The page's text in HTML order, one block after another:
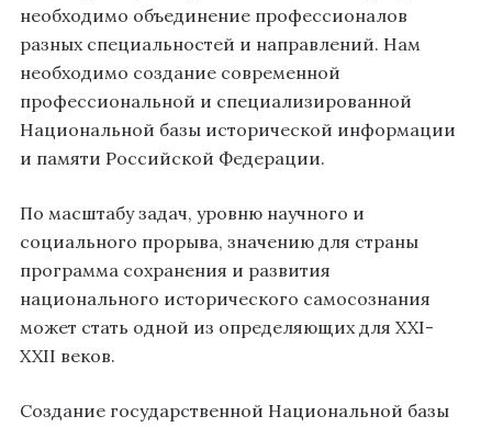
необходимо объединение профессионалов
разных специальностей и направлений. Нам
необходимо создание современной
профессиональной и специализированной
Национальной базы исторической информации
и памяти Российской Федерации.
По масштабу задач, уровню научного и
социального прорыва, значению для страны
программа сохранения и развития
национального исторического самосознания
может стать одной из определяющих для XXI-
XXII веков.
Создание государственной Национальной базы